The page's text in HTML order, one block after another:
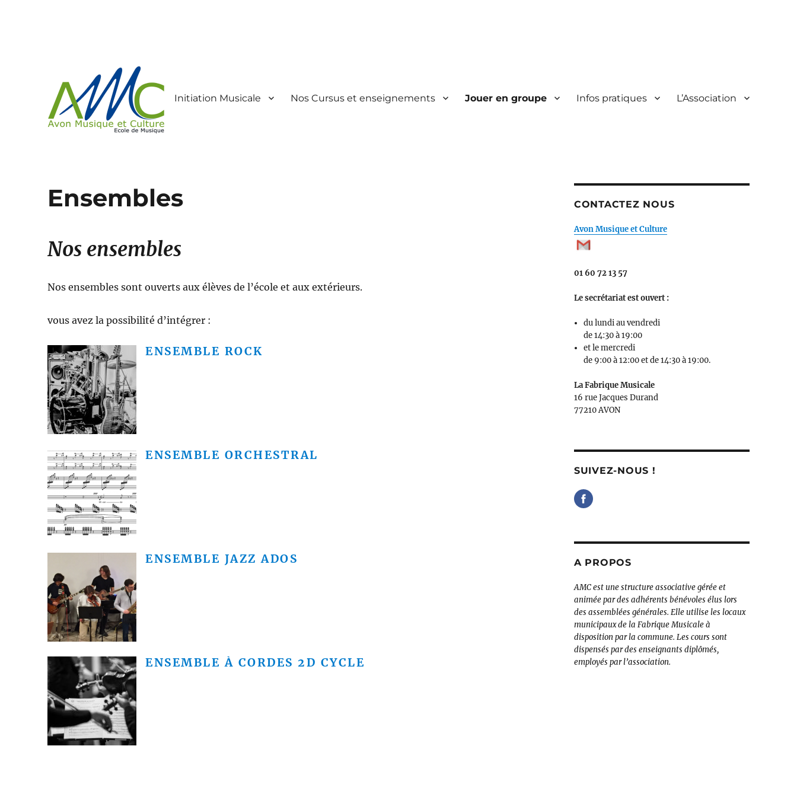
Initiation Musicale Nos Cursus et enseignements Jouer en groupe Infos pratiques L’Association
Ensembles
Nos ensembles
Nos ensembles sont ouverts aux élèves de l’école et aux extérieurs.
vous avez la possibilité d’intégrer :
ENSEMBLE ROCK
ENSEMBLE ORCHESTRAL
ENSEMBLE JAZZ ADOS
ENSEMBLE À CORDES 2D CYCLE
CONTACTEZ NOUS
Avon Musique et Culture
01 60 72 13 57
Le secrétariat est ouvert :
du lundi au vendredi
de 14:30 à 19:00
et le mercredi
de 9:00 à 12:00 et de 14:30 à 19:00.
La Fabrique Musicale
16 rue Jacques Durand
77210 AVON
SUIVEZ-NOUS !
A PROPOS
AMC est une structure associative gérée et
animée par des adhérents bénévoles élus lors
des assemblées générales. Elle utilise les locaux
municipaux de la Fabrique Musicale à
disposition par la commune. Les cours sont
dispensés par des enseignants diplômés,
employés par l’association.